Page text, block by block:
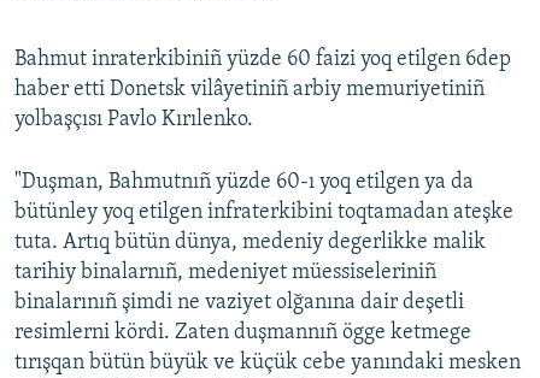
Bahmut inraterkibiniñ yüzde 60 faizi yoq etilgen 6dep
haber etti Donetsk vilâyetiniñ arbiy memuriyetiniñ
yolbaşçısı Pavlo Kırılenko.
"Duşman, Bahmutnıñ yüzde 60-ı yoq etilgen ya da
bütünley yoq etilgen infraterkibini toqtamadan ateşke
tuta. Artıq bütün dünya, medeniy degerlikke malik
tarihiy binalarnıñ, medeniyet müessiseleriniñ
binalarınıñ şimdi ne vaziyet olğanına dair deşetli
resimlerni kördi. Zaten duşmannıñ ögge ketmege
tırışqan bütün büyük ve küçük cebe yanındaki mesken